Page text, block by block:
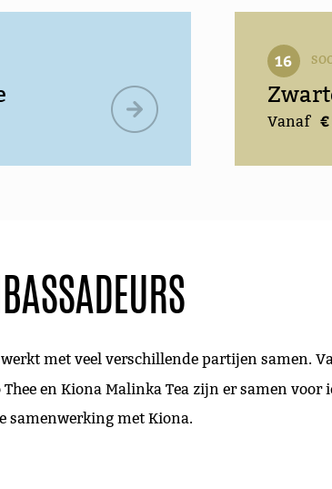
16
Vanaf €
met veel verschillende partijen samen.
Thee en Kiona Malinka Tea zijn er samen voor
samenwerking met Kiona.